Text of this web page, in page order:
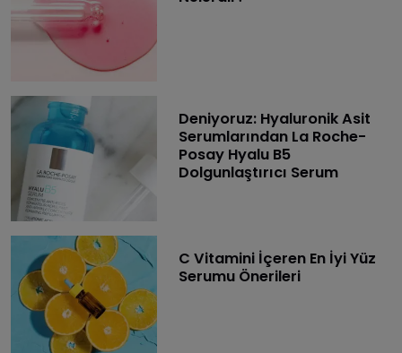
Deniyoruz: Hyaluronik Asit
Serumlarından La Roche-
Posay Hyalu B5
Dolgunlaştırıcı Serum
C Vitamini İçeren En İyi Yüz
Serumu Önerileri